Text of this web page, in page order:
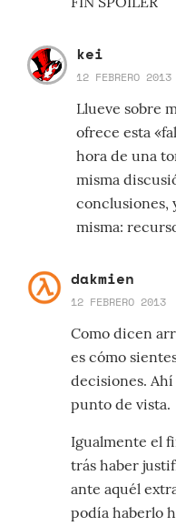
kei
12 FEBRERO 2013
Llueve sobre
ofrece esta
hora de una
misma
conclusiones,
misma:
dakmien
12 FEBRERO 2013
Como dicen
es cómo
decisiones.
punto de vista.
Igualmente el
trás haber
ante aquél
podía haberlo